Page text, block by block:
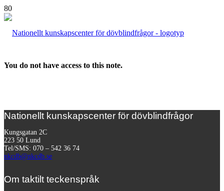
You do not have access to this note.
Nationellt kunskapscenter för dövblindfrågor
Kungsgatan 2C
223 50 Lund
Tel/SMS: 070 – 542 36 74
nkcdb@nkcdb.se
Om taktilt teckenspråk